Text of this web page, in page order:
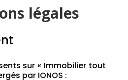
légales
sur « Immobilier tout
par IONOS :